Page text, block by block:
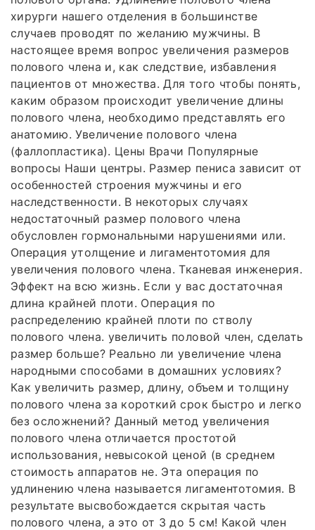
хирурги нашего отделения в большинстве
случаев проводят по желанию мужчины. В
настоящее время вопрос увеличения размеров
полового члена и, как следствие, избавления
пациентов от множества. Для того чтобы понять,
каким образом происходит увеличение длины
полового члена, необходимо представлять его
анатомию. Увеличение полового члена
(фаллопластика). Цены Врачи Популярные
вопросы Наши центры. Размер пениса зависит от
особенностей строения мужчины и его
наследственности. В некоторых случаях
недостаточный размер полового члена
обусловлен гормональными нарушениями или.
Операция утолщение и лигаментотомия для
увеличения полового члена. Тканевая инженерия.
Эффект на всю жизнь. Если у вас достаточная
длина крайней плоти. Операция по
распределению крайней плоти по стволу
полового члена. увеличить половой член, сделать
размер больше? Реально ли увеличение члена
народными способами в домашних условиях?
Как увеличить размер, длину, объем и толщину
полового члена за короткий срок быстро и легко
без осложнений? Данный метод увеличения
полового члена отличается простотой
использования, невысокой ценой (в среднем
стоимость аппаратов не. Эта операция по
удлинению члена называется лигаментотомия. В
результате высвобождается скрытая часть
полового члена, а это от 3 до 5 см! Какой член